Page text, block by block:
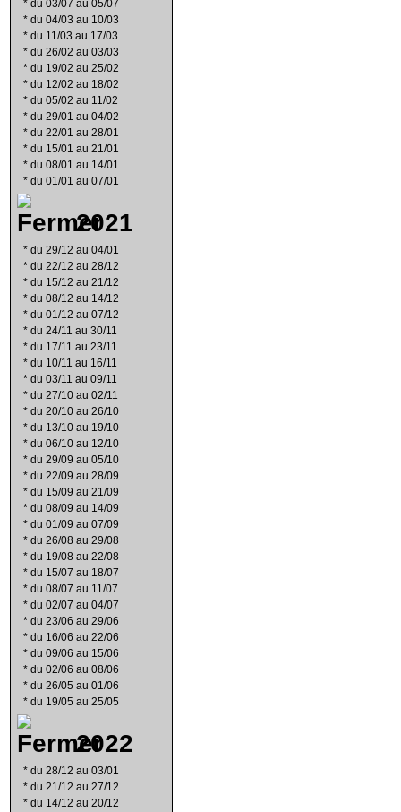
* du 03/07 au 05/07
* du 04/03 au 10/03
* du 11/03 au 17/03
* du 26/02 au 03/03
* du 19/02 au 25/02
* du 12/02 au 18/02
* du 05/02 au 11/02
* du 29/01 au 04/02
* du 22/01 au 28/01
* du 15/01 au 21/01
* du 08/01 au 14/01
* du 01/01 au 07/01
2021
* du 29/12 au 04/01
* du 22/12 au 28/12
* du 15/12 au 21/12
* du 08/12 au 14/12
* du 01/12 au 07/12
* du 24/11 au 30/11
* du 17/11 au 23/11
* du 10/11 au 16/11
* du 03/11 au 09/11
* du 27/10 au 02/11
* du 20/10 au 26/10
* du 13/10 au 19/10
* du 06/10 au 12/10
* du 29/09 au 05/10
* du 22/09 au 28/09
* du 15/09 au 21/09
* du 08/09 au 14/09
* du 01/09 au 07/09
* du 26/08 au 29/08
* du 19/08 au 22/08
* du 15/07 au 18/07
* du 08/07 au 11/07
* du 02/07 au 04/07
* du 23/06 au 29/06
* du 16/06 au 22/06
* du 09/06 au 15/06
* du 02/06 au 08/06
* du 26/05 au 01/06
* du 19/05 au 25/05
2022
* du 28/12 au 03/01
* du 21/12 au 27/12
* du 14/12 au 20/12